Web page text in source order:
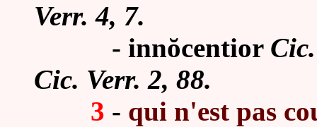
Verr. 4, 7.
- innŏcentior
Cic. Verr. 2, 88.
3 - qui n'est pas